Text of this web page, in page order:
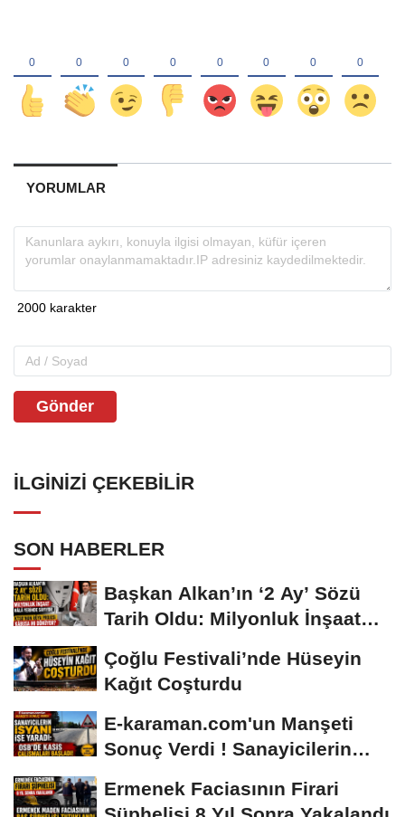
YORUMLAR
Gönder
İLGINIZI ÇEKEBILIR
SON HABERLER
Başkan Alkan’ın ‘2 Ay’ Sözü
Tarih Oldu: Milyonluk İnşaat
Çoğlu Festivali’nde Hüseyin
Kağıt Coşturdu
E-karaman.com'un Manşeti
Sonuç Verdi ! Sanayicilerin
Ermenek Faciasının Firari